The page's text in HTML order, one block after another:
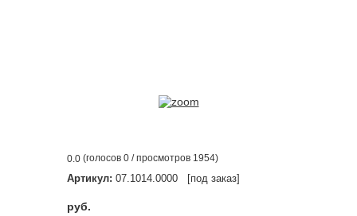
0.0 (голосов 0 / просмотров 1954)
Артикул: 07.1014.0000 [под заказ]
руб.